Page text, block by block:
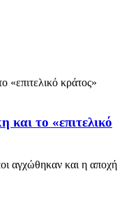
το «επιτελικό